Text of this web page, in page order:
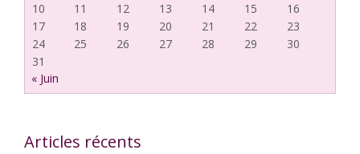
10
11 12 13 14 15
16
17
18 19 20 21 22
23
24
25 26 27 28 29
30
31
« Juin
Articles récents